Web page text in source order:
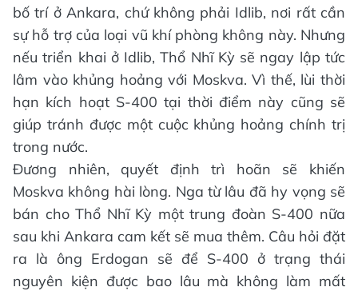
bố trí ở Ankara, chứ không phải Idlib, nơi rất cần
sự hỗ trợ của loại vũ khí phòng không này. Nhưng
nếu triển khai ở Idlib, Thổ Nhĩ Kỳ sẽ ngay lập tức
lâm vào khủng hoảng với Moskva. Vì thế, lùi thời
hạn kích hoạt S-400 tại thời điểm này cũng sẽ
giúp tránh được một cuộc khủng hoảng chính trị
trong nước.
Đương nhiên, quyết định trì hoãn sẽ khiến
Moskva không hài lòng. Nga từ lâu đã hy vọng sẽ
bán cho Thổ Nhĩ Kỳ một trung đoàn S-400 nữa
sau khi Ankara cam kết sẽ mua thêm. Câu hỏi đặt
ra là ông Erdogan sẽ để S-400 ở trạng thái
nguyên kiện được bao lâu mà không làm mất